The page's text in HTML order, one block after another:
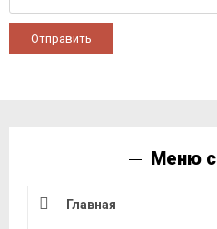
Отправить
Меню
Главная